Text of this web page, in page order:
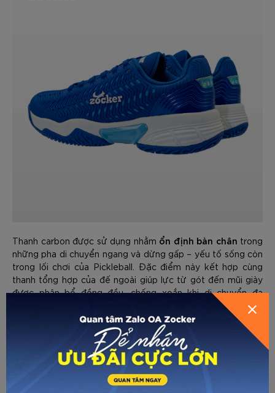
Thanh carbon được sử dụng nhằm ổn định bàn chân trong
những pha di chuyển ngang và dừng gấp – yếu tố sống còn
trong lối chơi của Pickleball. Đặc điểm này kết hợp cùng
thanh tổng hợp của đế ngoài giúp lực từ gót đến mũi giày
được phân bổ đồng đều, chống xoắn khi di chuyển đa
Lót giày được làm bằng EVA mềm mang đến cảm giác êm
ái cho lòng bàn chân, đồng thời hỗ trợhấp thụ xung lực tối
đa, giảm thiểu chấn thương, khi cần có thể tháo rời để vệ
HƯỚNG DẪN CHỌN SIZE
GỬI THÔNG TIN ĐỂ ZOCKER TƯ
VẤN CHO BẠN